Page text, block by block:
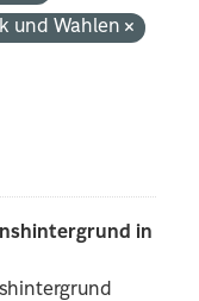
und Wahlen
in